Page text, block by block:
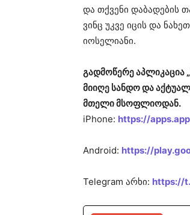
და თქვენი დაბადების
ვინც უკვე იცის და
იოსელიანი.
გადმოწერე აპლიკაცია
მიიღე სანდო და
მთელი მსოფლიოდან.
iPhone: https://
Android: https://
Telegram არხი: https://